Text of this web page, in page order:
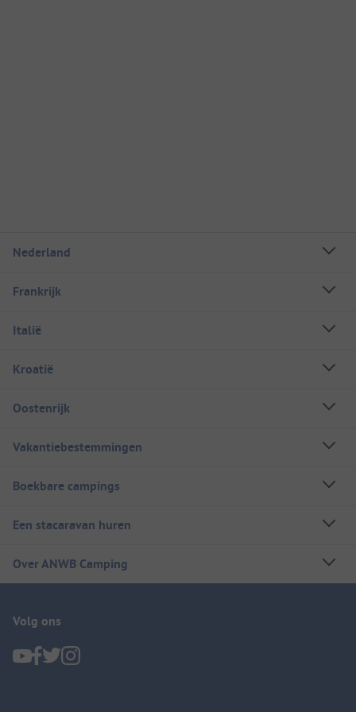
Nederland
Frankrijk
Italië
Kroatië
Oostenrijk
Vakantiebestemmingen
Boekbare campings
Een stacaravan huren
Over ANWB Camping
Volg ons